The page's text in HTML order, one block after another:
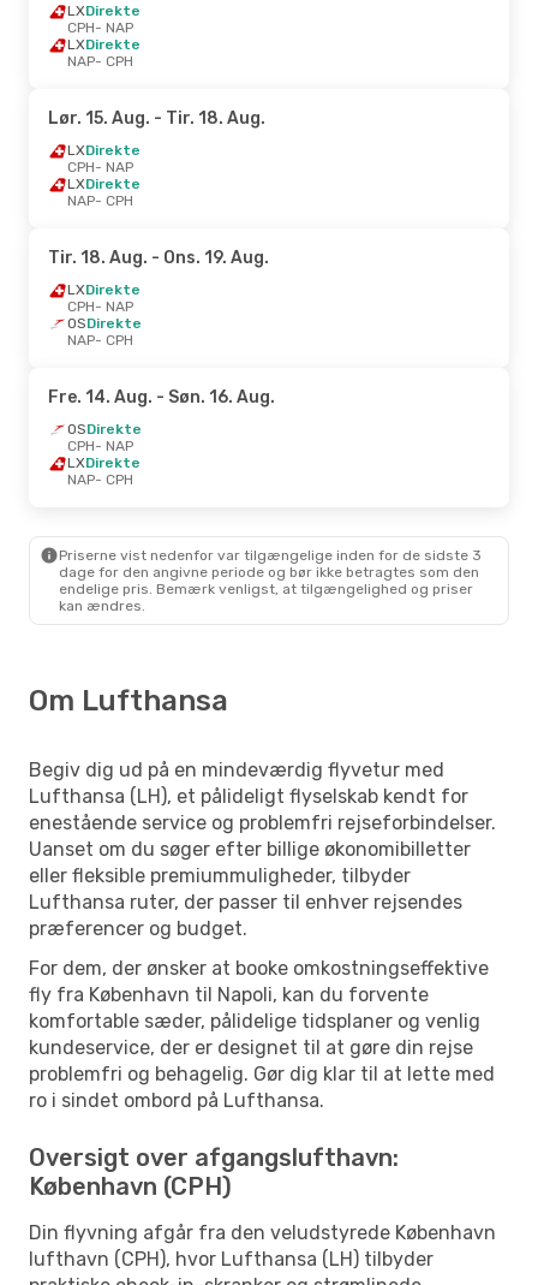
LXDirekte
CPH- NAP
LXDirekte
NAP- CPH
Lør. 15. Aug. - Tir. 18. Aug.
LXDirekte
CPH- NAP
LXDirekte
NAP- CPH
Tir. 18. Aug. - Ons. 19. Aug.
LXDirekte
CPH- NAP
OSDirekte
NAP- CPH
Fre. 14. Aug. - Søn. 16. Aug.
OSDirekte
CPH- NAP
LXDirekte
NAP- CPH
Priserne vist nedenfor var tilgængelige inden for de sidste 3
dage for den angivne periode og bør ikke betragtes som den
endelige pris. Bemærk venligst, at tilgængelighed og priser
kan ændres.
Om Lufthansa
Begiv dig ud på en mindeværdig flyvetur med
Lufthansa (LH), et pålideligt flyselskab kendt for
enestående service og problemfri rejseforbindelser.
Uanset om du søger efter billige økonomibilletter
eller fleksible premiummuligheder, tilbyder
Lufthansa ruter, der passer til enhver rejsendes
præferencer og budget.
For dem, der ønsker at booke omkostningseffektive
fly fra København til Napoli, kan du forvente
komfortable sæder, pålidelige tidsplaner og venlig
kundeservice, der er designet til at gøre din rejse
problemfri og behagelig. Gør dig klar til at lette med
ro i sindet ombord på Lufthansa.
Oversigt over afgangslufthavn:
København (CPH)
Din flyvning afgår fra den veludstyrede København
lufthavn (CPH), hvor Lufthansa (LH) tilbyder